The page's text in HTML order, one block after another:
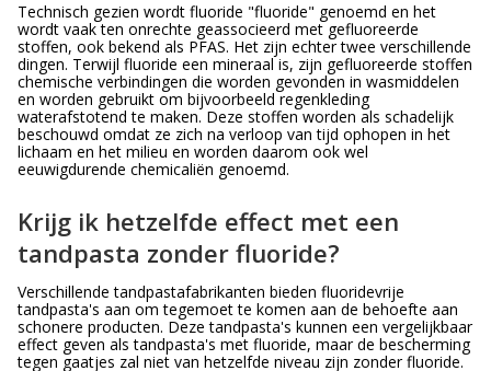
Technisch gezien wordt fluoride "fluoride" genoemd en het
wordt vaak ten onrechte geassocieerd met gefluoreerde
stoffen, ook bekend als PFAS. Het zijn echter twee verschillende
dingen. Terwijl fluoride een mineraal is, zijn gefluoreerde stoffen
chemische verbindingen die worden gevonden in wasmiddelen
en worden gebruikt om bijvoorbeeld regenkleding
waterafstotend te maken. Deze stoffen worden als schadelijk
beschouwd omdat ze zich na verloop van tijd ophopen in het
lichaam en het milieu en worden daarom ook wel
eeuwigdurende chemicaliën genoemd.
Krijg ik hetzelfde effect met een
tandpasta zonder fluoride?
Verschillende tandpastafabrikanten bieden fluoridevrije
tandpasta's aan om tegemoet te komen aan de behoefte aan
schonere producten. Deze tandpasta's kunnen een vergelijkbaar
effect geven als tandpasta's met fluoride, maar de bescherming
tegen gaatjes zal niet van hetzelfde niveau zijn zonder fluoride.